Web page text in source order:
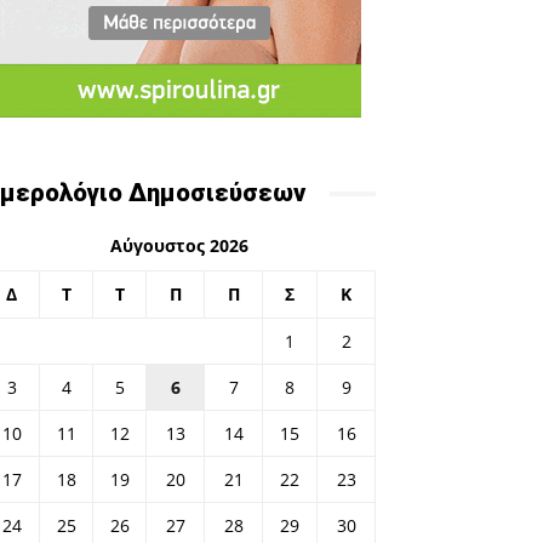
Δημοσιεύσεων
Αύγουστος 2026
Δ Τ Τ Π Π Σ Κ
1
2
3
4 5 6 7 8
9
10
11 12 13 14 15
16
17
18 19 20 21 22
23
24
25 26 27 28 29 30